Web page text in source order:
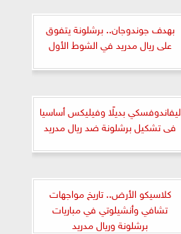
بهدف جوندوجان.. برشلونة يتفوق
على ريال مدريد في الشوط الأول
ليفاندوفسكي بديلًا وفيليكس أساسيا
فى تشكيل برشلونة ضد ريال مدريد
كلاسيكو الأرض.. تاريخ مواجهات
تشافي وأنشيلوتي في مباريات
برشلونة وريال مدريد